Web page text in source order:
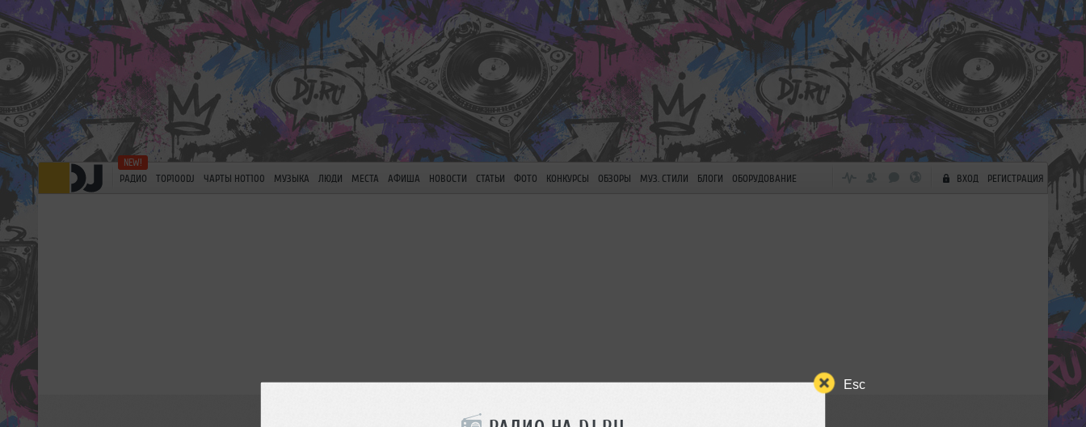
Esc
РАДИО TOP100DJ ЧАРТЫ HOT100 МУЗЫКА ЛЮДИ МЕСТА АФИША НОВОСТИ СТАТЬИ ФОТО КОНКУРСЫ ОБЗОРЫ МУЗ. СТИЛИ БЛОГИ ОБОРУДОВАНИЕ ВХОД РЕГИСТРАЦИЯ